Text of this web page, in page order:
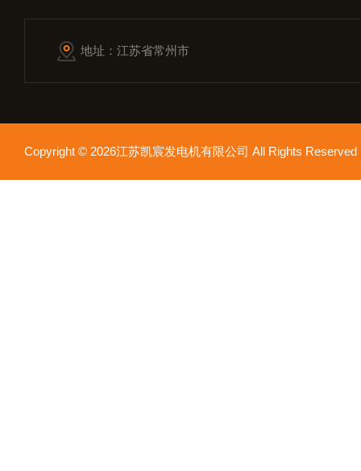
地址：江苏省常州市
Copyright © 2026江苏凯宸发电机有限公司 All Rights